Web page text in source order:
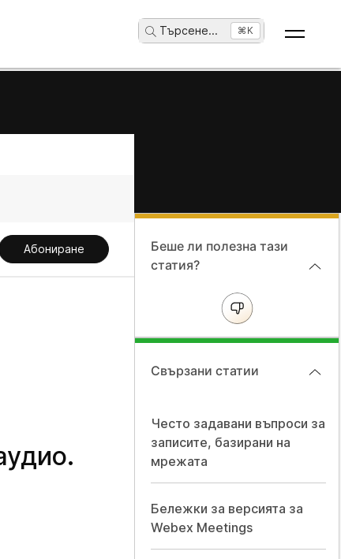
Търсене... ⌘K
Абониране
Беше ли полезна тази
статия?
Свързани статии
Често задавани въпроси за
записите, базирани на
мрежата
Бележки за версията за
Webex Meetings